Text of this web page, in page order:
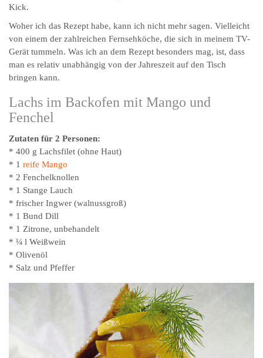
Kick.
Woher ich das Rezept habe, kann ich nicht mehr sagen. Vielleicht
von einem der zahlreichen Fernsehköche, die sich in meinem TV-
Gerät tummeln. Was ich an dem Rezept besonders mag, ist, dass
man es relativ unabhängig von der Jahreszeit auf den Tisch
bringen kann.
Lachs im Backofen mit Mango und
Fenchel
Zutaten für 2 Personen:
* 400 g Lachsfilet (ohne Haut)
* 1 reife Mango
* 2 Fenchelknollen
* 1 Stange Lauch
* frischer Ingwer (walnussgroß)
* 1 Bund Dill
* 1 Zitrone, unbehandelt
* ¼ l Weißwein
* Olivenöl
* Salz und Pfeffer